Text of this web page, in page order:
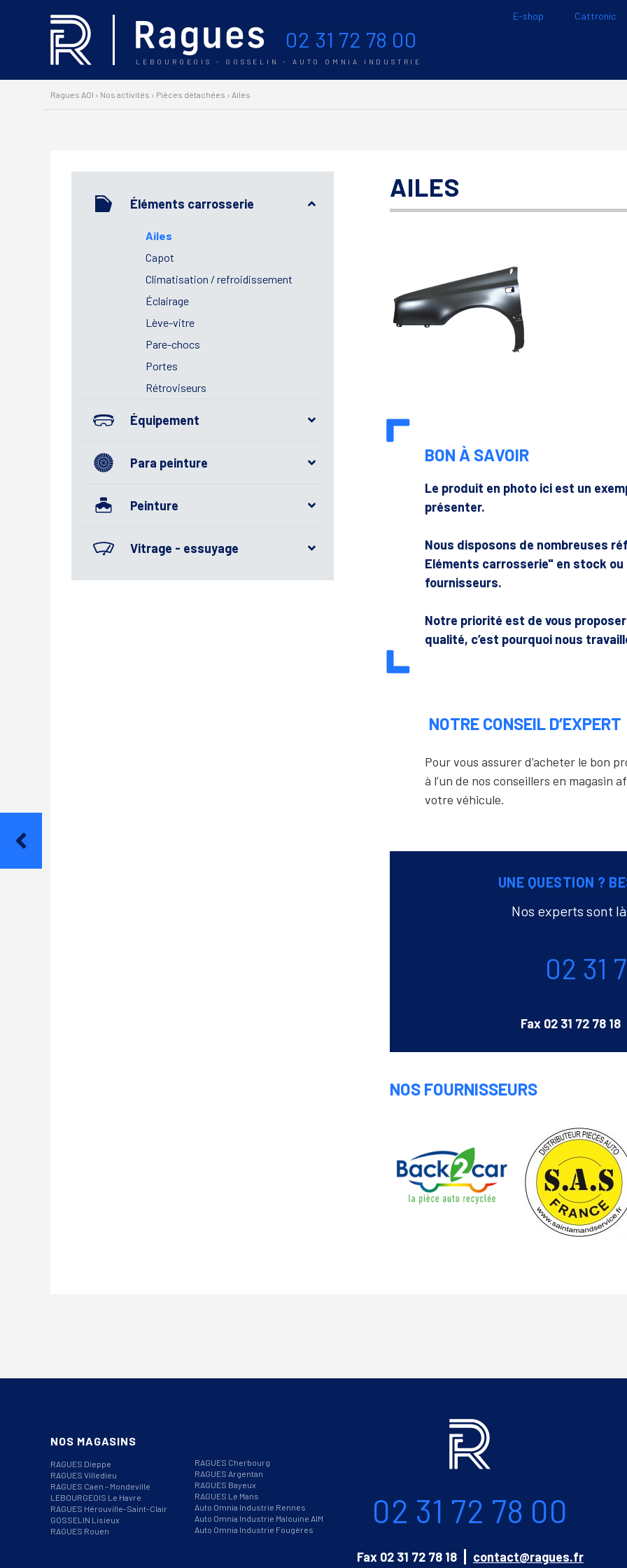
02 31 72 78 00
LEBOURGEOIS - GOSSELIN - AUTO OMNIA INDUSTRIE
E-shop Cattronic
Ragues AOI › Nos activités › Pièces détachées › Ailes
Éléments carrosserie
Ailes
Capot
Climatisation / refroidissement
Éclairage
Lève-vitre
Pare-chocs
Portes
Rétroviseurs
Équipement
Para peinture
Peinture
Vitrage - essuyage
AILES
BON À SAVOIR
Le produit en photo ici est un
présenter.
Nous disposons de nombreuses
Eléments carrosserie" en stock
fournisseurs.
Notre priorité est de vous
qualité, c’est pourquoi nous
NOTRE CONSEIL D’EXPERT
Pour vous assurer d’acheter le bon
à l’un de nos conseillers en magasin
votre véhicule.
UNE QUESTION ?
Nos experts sont
02 31
Fax 02 31 72 78 18
NOS FOURNISSEURS
Back
2
Car
Saint
Amand
Service
NOS MAGASINS
RAGUES Dieppe
RAGUES Villedieu
RAGUES Caen – Mondeville
LEBOURGEOIS Le Havre
RAGUES Hérouville-Saint-Clair
GOSSELIN Lisieux
RAGUES Rouen
RAGUES Cherbourg
RAGUES Argentan
RAGUES Bayeux
RAGUES Le Mans
Auto Omnia Industrie Rennes
Auto Omnia Industrie Malouine AIM
Auto Omnia Industrie Fougères
02 31 72 78 00
Fax 02 31 72 78 18Emailcontact@ragues.fr